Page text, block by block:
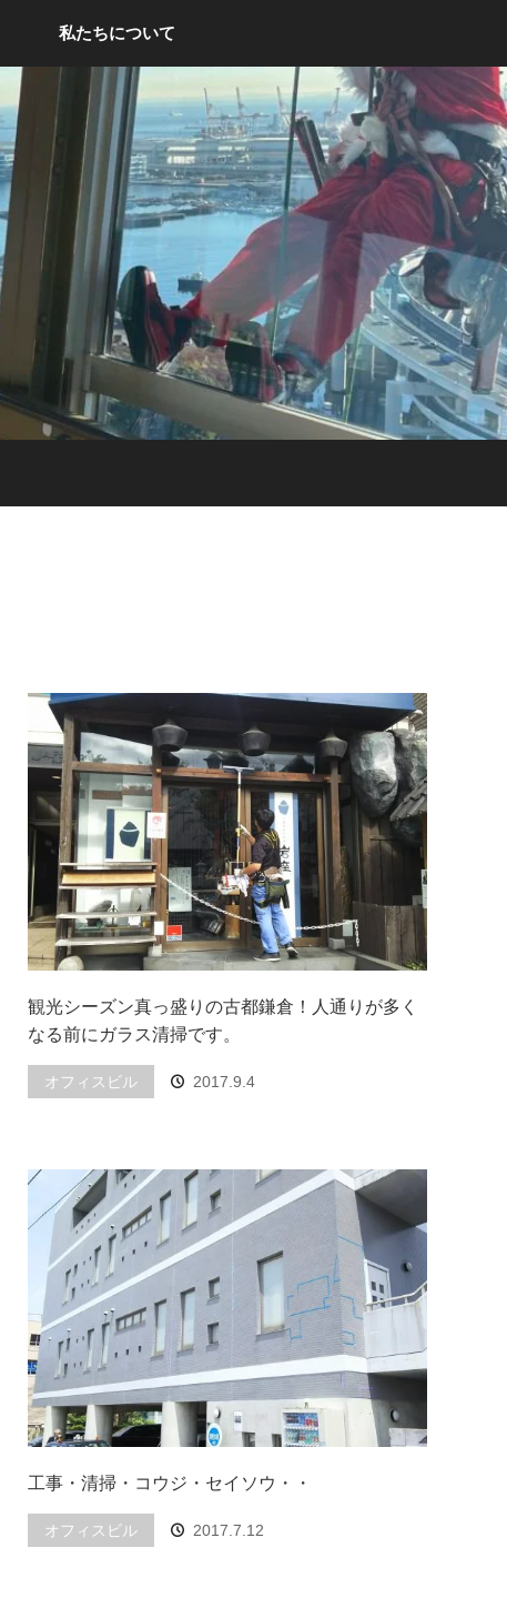
私たちについて
観光シーズン真っ盛りの古都鎌倉！人通りが多く
なる前にガラス清掃です。
オフィスビル 2017.9.4
工事・清掃・コウジ・セイソウ・・
オフィスビル 2017.7.12